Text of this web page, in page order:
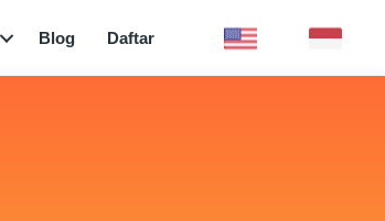
Blog Daftar